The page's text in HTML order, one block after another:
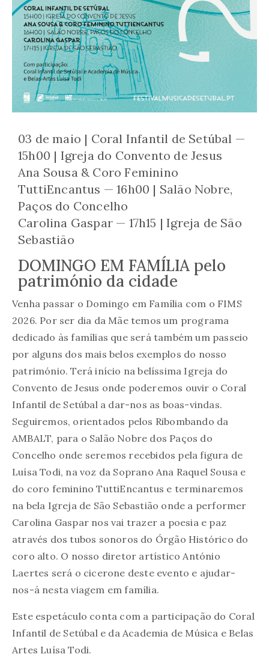
03 de maio | Coral Infantil de Setúbal —
15h00 | Igreja do Convento de Jesus
Ana Sousa & Coro Feminino
TuttiEncantus — 16h00 | Salão Nobre,
Paços do Concelho
Carolina Gaspar — 17h15 | Igreja de São
Sebastião
DOMINGO EM FAMÍLIA pelo
património da cidade
Venha passar o Domingo em Família com o FIMS
2026. Por ser dia da Mãe temos um programa
dedicado às famílias que será também um passeio
por alguns dos mais belos exemplos do nosso
património. Terá início na belíssima Igreja do
Convento de Jesus onde poderemos ouvir o Coral
Infantil de Setúbal a dar-nos as boas-vindas.
Seguiremos, orientados pelos Ribombando da
AMBALT, para o Salão Nobre dos Paços do
Concelho onde seremos recebidos pela figura de
Luísa Todi, na voz da Soprano Ana Raquel Sousa e
do coro feminino TuttiEncantus e terminaremos
na bela Igreja de São Sebastião onde a performer
Carolina Gaspar nos vai trazer a poesia e paz
através dos tubos sonoros do Órgão Histórico do
coro alto. O nosso diretor artístico António
Laertes será o cicerone deste evento e ajudar-
nos-á nesta viagem em família.
Este espetáculo conta com a participação do Coral
Infantil de Setúbal e da Academia de Música e Belas
Artes Luísa Todi.